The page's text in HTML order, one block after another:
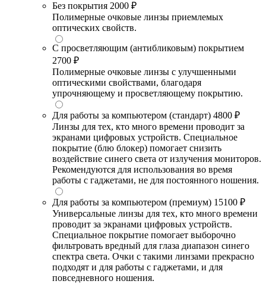
Без покрытия 2000 ₽
Полимерные очковые линзы приемлемых
оптических свойств.
С просветляющим (антибликовым) покрытием
2700 ₽
Полимерные очковые линзы с улучшенными
оптическими свойствами, благодаря
упрочняющему и просветляющему покрытию.
Для работы за компьютером (стандарт) 4800 ₽
Линзы для тех, кто много времени проводит за
экранами цифровых устройств. Специальное
покрытие (блю блокер) помогает снизить
воздействие синего света от излучения мониторов.
Рекомендуются для использования во время
работы с гаджетами, не для постоянного ношения.
Для работы за компьютером (премиум) 15100 ₽
Универсальные линзы для тех, кто много времени
проводит за экранами цифровых устройств.
Специальное покрытие помогает выборочно
фильтровать вредный для глаза диапазон синего
спектра света. Очки с такими линзами прекрасно
подходят и для работы с гаджетами, и для
повседневного ношения.